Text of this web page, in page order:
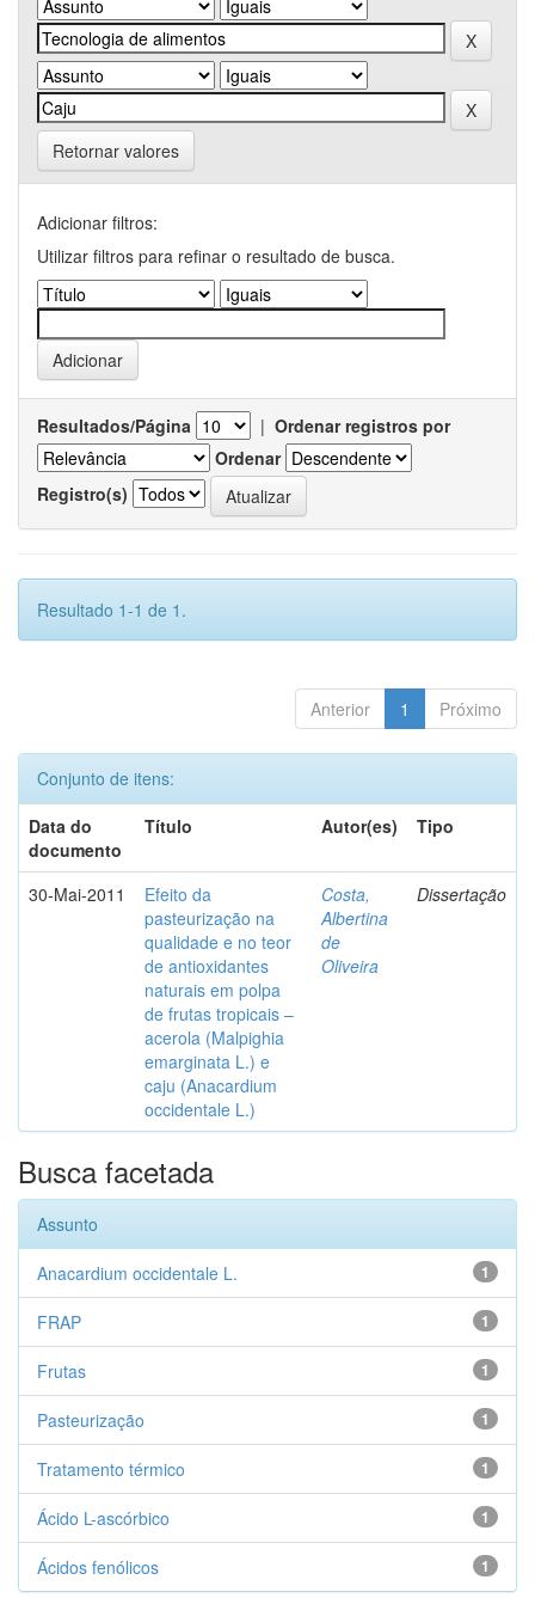
Retornar valores
Adicionar filtros:
Utilizar filtros para refinar o resultado de busca.
Resultados/Página | Ordenar registros por
Ordenar
Registro(s)
Resultado 1-1 de 1.
Anterior 1 Próximo
Conjunto de itens:
Data do
documento
Título Autor(es) Tipo
30-Mai-2011
Efeito da
pasteurização na
qualidade e no teor
de antioxidantes
naturais em polpa
de frutas tropicais –
acerola (Malpighia
emarginata L.) e
caju (Anacardium
occidentale L.)
Costa,
Albertina
de
Oliveira
Dissertação
Busca facetada
Assunto
1
Anacardium occidentale L.
1
FRAP
1
Frutas
1
Pasteurização
1
Tratamento térmico
1
Ácido L-ascórbico
1
Ácidos fenólicos